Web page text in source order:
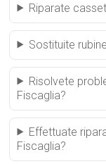
Riparate
Sostituite
Risolvete
Fiscaglia?
Effettuate
Fiscaglia?